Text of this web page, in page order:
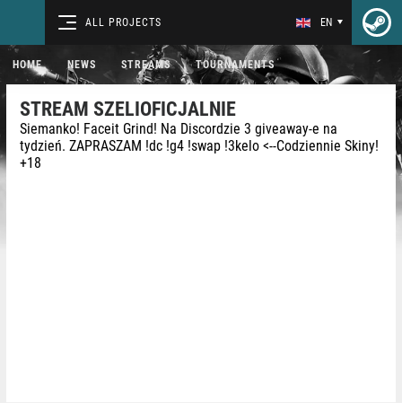
ALL PROJECTS EN
HOME NEWS STREAMS TOURNAMENTS
STREAM SZELIOFICJALNIE
Siemanko! Faceit Grind! Na Discordzie 3 giveaway-e na
tydzień. ZAPRASZAM !dc !g4 !swap !3kelo <--Codziennie Skiny!
+18